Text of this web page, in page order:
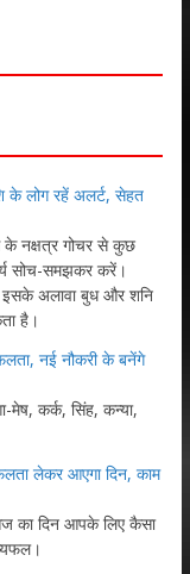
लोग रहें अलर्ट, सेहत
नक्षत्र गोचर से कुछ
सोच-समझकर करें।
इसके अलावा बुध और शनि
है।
नई नौकरी के बनेंगे
कर्क, सिंह, कन्या,
लेकर आएगा दिन, काम
दिन आपके लिए कैसा